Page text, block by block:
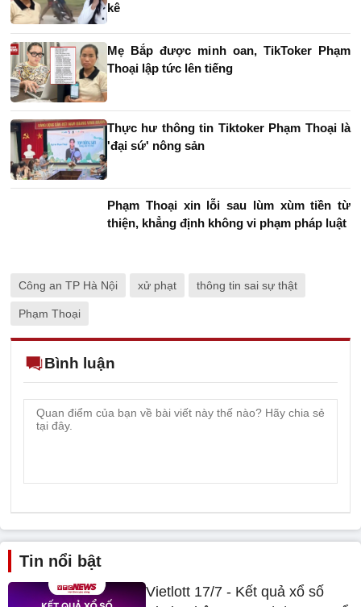
kê
Mẹ Bắp được minh oan, TikToker Phạm
Thoại lập tức lên tiếng
Thực hư thông tin Tiktoker Phạm Thoại là
'đại sứ' nông sản
Phạm Thoại xin lỗi sau lùm xùm tiền từ
thiện, khẳng định không vi phạm pháp luật
Công an TP Hà Nội xử phạt thông tin sai sự thật
Phạm Thoại
Bình luận
Tin nổi bật
Vietlott 17/7 - Kết quả xổ số